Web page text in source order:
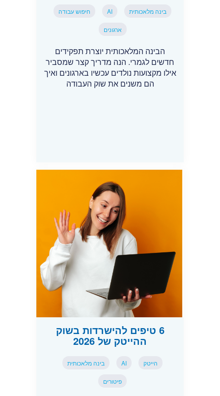
בינה מלאכותית AI חיפוש עבודה
ארגונים
הבינה המלאכותית יוצרת תפקידים
חדשים לגמרי. הנה מדריך קצר שמסביר
אילו מקצועות נולדים עכשיו בארגונים ואיך
הם משנים את שוק העבודה
6 טיפים להישרדות בשוק
ההייטק של 2026
הייטק AI בינה מלאכותית
פיטורים